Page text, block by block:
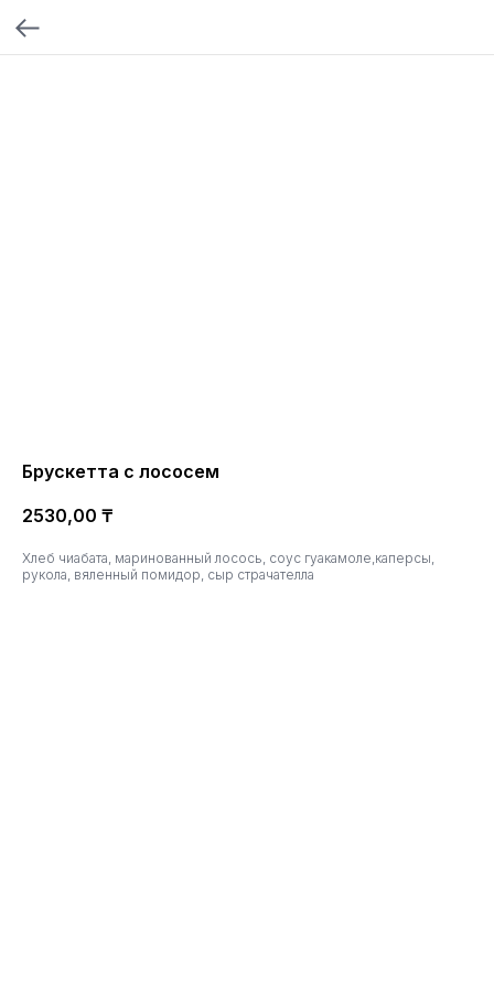
Брускетта с лососем
2530,00 ₸
Хлеб чиабата, маринованный лосось, соус гуакамоле,каперсы,
рукола, вяленный помидор, сыр страчателла